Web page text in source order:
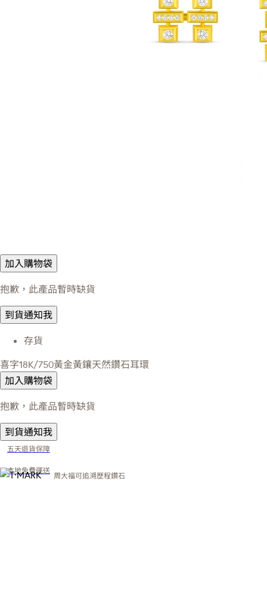
加入購物袋
抱歉，此產品暫時缺貨
到貨通知我
存貨
喜字18K/750黃金黃鑲天然鑽石耳環
加入購物袋
抱歉，此產品暫時缺貨
到貨通知我
五天退貨保障
本地免費運送
周大福可追溯歷程鑽石